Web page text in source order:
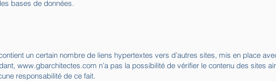
bases de données.
un certain nombre de liens hypertextes vers d’autres sites, mis en place
www.gbarchitectes.com n’a pas la possibilité de vérifier le contenu des sites
responsabilité de ce fait.